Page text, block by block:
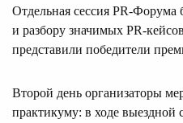
Отдельная сессия PR-Форума
и разбору значимых PR-
представили победители
Второй день организаторы
практикуму: в ходе выездной